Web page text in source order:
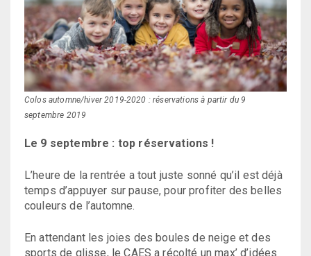
Colos automne/hiver 2019-2020 : réservations à partir du 9
septembre 2019
Le 9 septembre : top réservations !
L’heure de la rentrée a tout juste sonné qu’il est déjà
temps d’appuyer sur pause, pour profiter des belles
couleurs de l’automne.
En attendant les joies des boules de neige et des
sports de glisse, le CAES a récolté un max’ d’idées